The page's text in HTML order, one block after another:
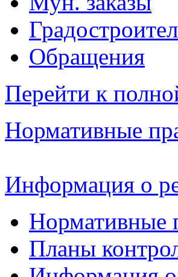
Обращения
Перейти к
Нормативные
Информация о
Нормативные
Планы